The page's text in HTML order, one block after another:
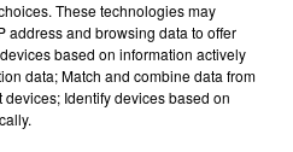
These technologies may
address and browsing data to offer
based on information actively
data; Match and combine data from
Identify devices based on